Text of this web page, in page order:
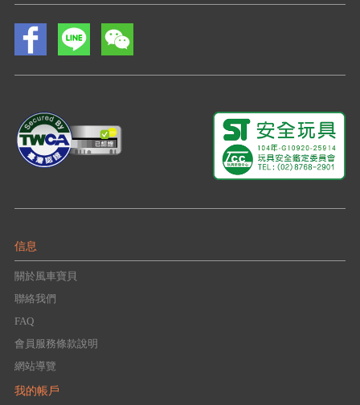
信息
關於風車寶貝
聯絡我們
FAQ
會員服務條款說明
網站導覽
我的帳戶